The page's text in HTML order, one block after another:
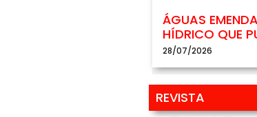
ÁGUAS
HÍDRICO QUE
28/07/2026
REVISTA